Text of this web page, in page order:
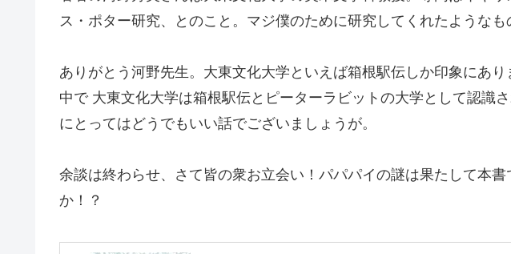
ス・ポター研究、とのこと。マジ僕のために研究してくれたようなも
ありがとう河野先生。大東文化大学といえば箱根駅伝しか印象にあ
中で 大東文化大学は箱根駅伝とピーターラビットの大学として認識
にとってはどうでもいい話でございましょうが。
余談は終わらせ、さて皆の衆お立会い！パパパイの謎は果たして本書
か！？